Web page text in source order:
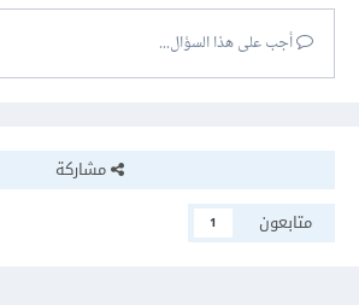
أجب على هذا السؤال...
مشاركة
متابعون
1